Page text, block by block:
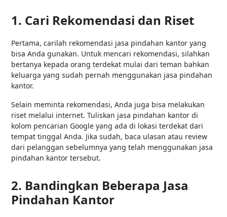
1. Cari Rekomendasi dan Riset
Pertama, carilah rekomendasi jasa pindahan kantor yang
bisa Anda gunakan. Untuk mencari rekomendasi, silahkan
bertanya kepada orang terdekat mulai dari teman bahkan
keluarga yang sudah pernah menggunakan jasa pindahan
kantor.
Selain meminta rekomendasi, Anda juga bisa melakukan
riset melalui internet. Tuliskan jasa pindahan kantor di
kolom pencarian Google yang ada di lokasi terdekat dari
tempat tinggal Anda. Jika sudah, baca ulasan atau review
dari pelanggan sebelumnya yang telah menggunakan jasa
pindahan kantor tersebut.
2. Bandingkan Beberapa Jasa
Pindahan Kantor